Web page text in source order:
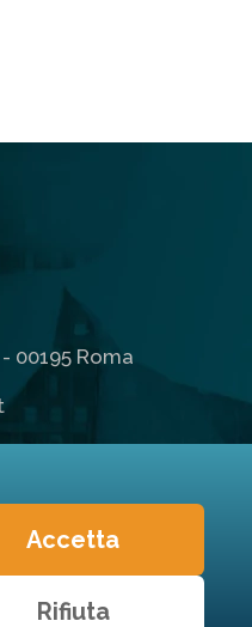
00195 Roma
Accetta
Rifiuta